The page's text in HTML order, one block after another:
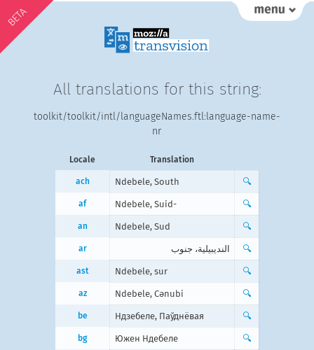
BETA
All translations for this string:
toolkit/toolkit/intl/languageNames.ftl:language-name-
nr
Locale Translation
ach Ndebele, South 🔍
af Ndebele, Suid- 🔍
an Ndebele, Sud 🔍
ar النديبيلية، جنوب 🔍
ast Ndebele, sur 🔍
az Ndebele, Cənubi 🔍
be Ндзебеле, Паўднёвая 🔍
bg Южен Ндебеле 🔍